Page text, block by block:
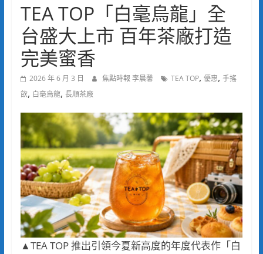
TEA TOP「白毫烏龍」全
台盛大上市 百年茶廠打造
完美蜜香
2026 年 6 月 3 日 焦點時報 李晨馨 TEA TOP, 優惠, 手搖
飲, 白毫烏龍, 長順茶廠
▲TEA TOP 推出引領今夏新高度的年度代表作「白